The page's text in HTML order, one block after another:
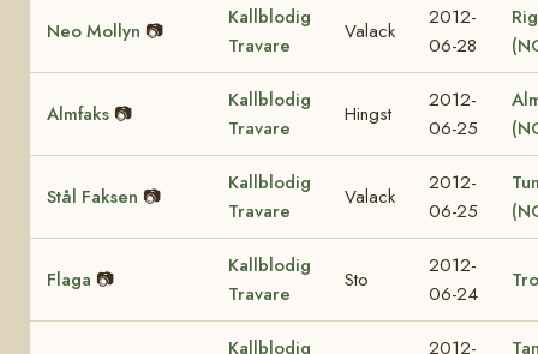
Neo Mollyn 📷
Kallblodig
Travare
Valack
2012-
06-28
Almfaks 📷
Kallblodig
Travare
Hingst
2012-
06-25
Stål Faksen 📷
Kallblodig
Travare
Valack
2012-
06-25
Flaga 📷
Kallblodig
Travare
Sto
2012-
06-24
Kallblodig
2012-